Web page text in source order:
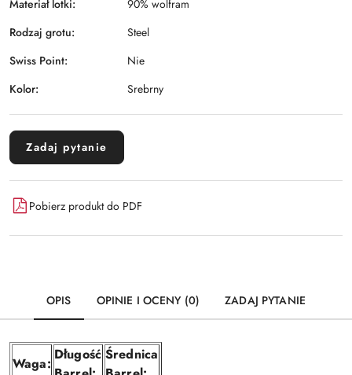
Materiał lotki:
90% wolfram
Rodzaj grotu:
Steel
Swiss Point:
Nie
Kolor:
Srebrny
Zadaj pytanie
Pobierz produkt do PDF
OPIS OPINIE I OCENY (0) ZADAJ PYTANIE
Waga:
Długość Średnica